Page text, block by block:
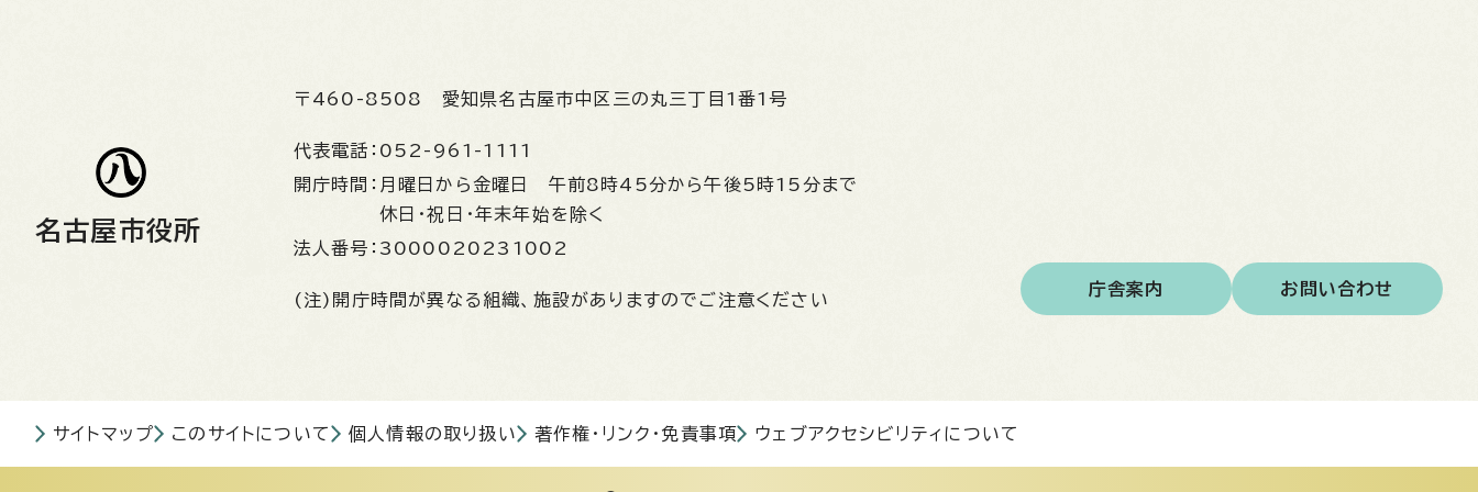
名古屋市役所
〒460-8508 愛知県名古屋市中区三の丸三丁目1番1号
代表電話： 052-961-1111
開庁時間： 月曜日から金曜日 午前8時45分から午後5時15分まで
休日・祝日・年末年始を除く
法人番号： 3000020231002
(注)開庁時間が異なる組織、施設がありますのでご注意ください
庁舎案内 お問い合わせ
サイトマップ このサイトについて 個人情報の取り扱い 著作権・リンク・免責事項 ウェブアクセシビリティについて